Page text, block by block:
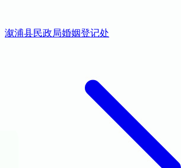
溆浦县民政局婚姻登记处